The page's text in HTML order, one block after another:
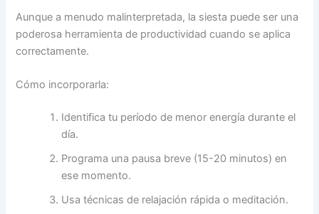
Aunque a menudo malinterpretada, la siesta puede ser una
poderosa herramienta de productividad cuando se aplica
correctamente.
Cómo incorporarla:
Identifica tu período de menor energía durante el
día.
Programa una pausa breve (15-20 minutos) en
ese momento.
Usa técnicas de relajación rápida o meditación.